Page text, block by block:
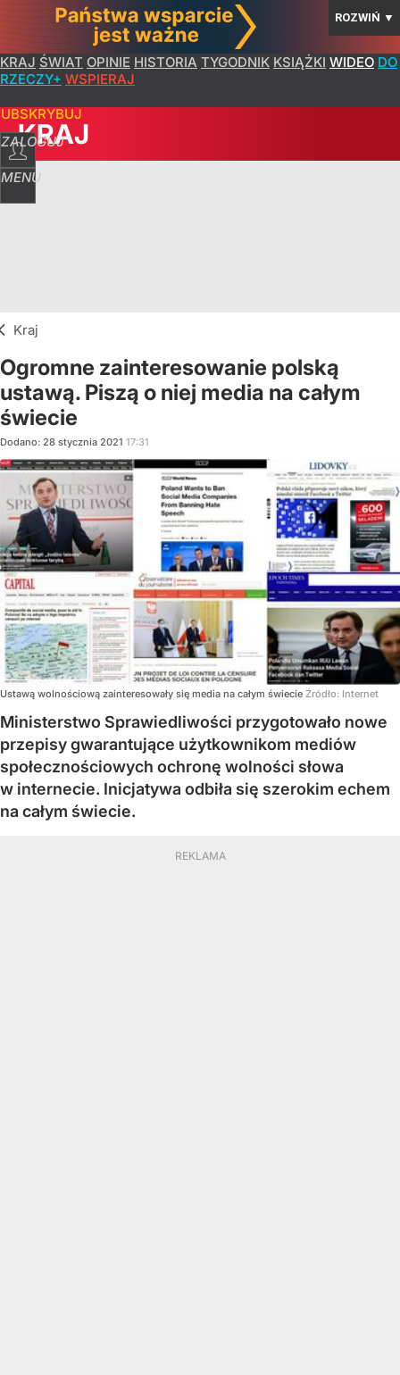
ROZWIŃ ▼
KRAJ ŚWIAT OPINIE HISTORIA TYGODNIK KSIĄŻKI WIDEO DO
RZECZY+ WSPIERAJ
ZALOGUJ
MENU
KRAJ
Kraj
Ogromne zainteresowanie polską
ustawą. Piszą o niej media na całym
świecie
Dodano: 28 stycznia 2021 17:31
Ustawą wolnościową zainteresowały się media na całym świecie Źródło: Internet
Ministerstwo Sprawiedliwości przygotowało nowe
przepisy gwarantujące użytkownikom mediów
społecznościowych ochronę wolności słowa
w internecie. Inicjatywa odbiła się szerokim echem
na całym świecie.